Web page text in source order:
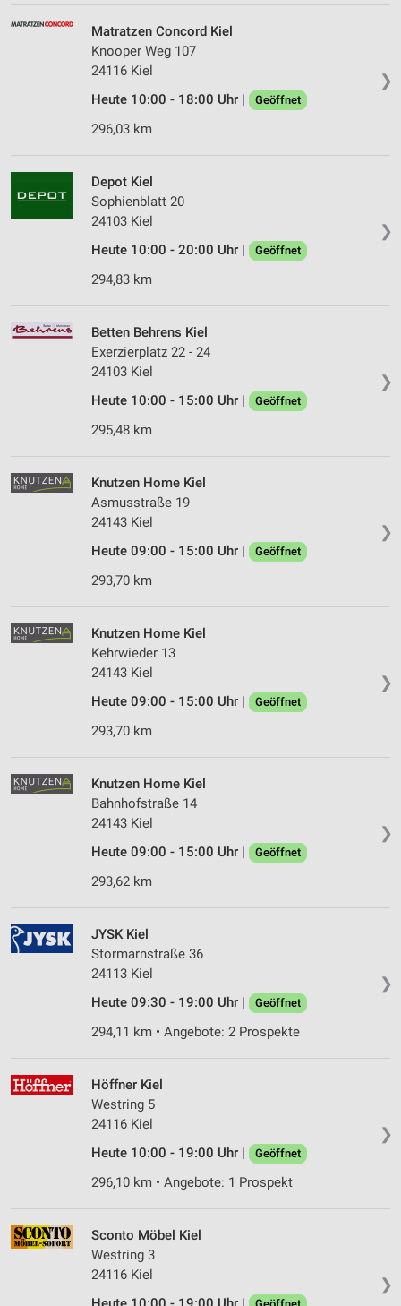
❯
Matratzen Concord Kiel
Knooper Weg 107
24116 Kiel
Heute 10:00 - 18:00 Uhr |
Geöffnet
296,03 km
❯
Depot Kiel
Sophienblatt 20
24103 Kiel
Heute 10:00 - 20:00 Uhr |
Geöffnet
294,83 km
❯
Betten Behrens Kiel
Exerzierplatz 22 - 24
24103 Kiel
Heute 10:00 - 15:00 Uhr |
Geöffnet
295,48 km
❯
Knutzen Home Kiel
Asmusstraße 19
24143 Kiel
Heute 09:00 - 15:00 Uhr |
Geöffnet
293,70 km
❯
Knutzen Home Kiel
Kehrwieder 13
24143 Kiel
Heute 09:00 - 15:00 Uhr |
Geöffnet
293,70 km
❯
Knutzen Home Kiel
Bahnhofstraße 14
24143 Kiel
Heute 09:00 - 15:00 Uhr |
Geöffnet
293,62 km
❯
JYSK Kiel
Stormarnstraße 36
24113 Kiel
Heute 09:30 - 19:00 Uhr |
Geöffnet
294,11 km • Angebote: 2 Prospekte
❯
Höffner Kiel
Westring 5
24116 Kiel
Heute 10:00 - 19:00 Uhr |
Geöffnet
296,10 km • Angebote: 1 Prospekt
❯
Sconto Möbel Kiel
Westring 3
24116 Kiel